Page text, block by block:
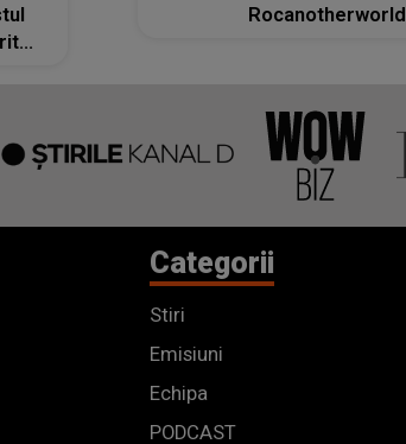
Rocanotherworld
Categorii
Stiri
Emisiuni
Echipa
PODCAST